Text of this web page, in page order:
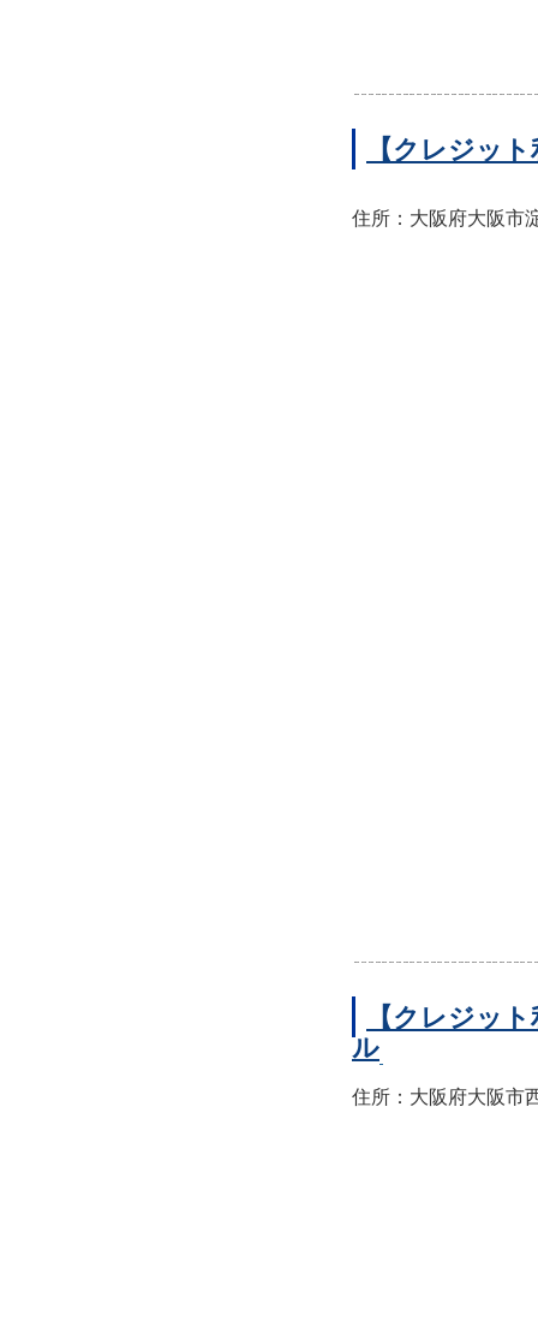
【クレジッ
住所：大阪府大阪市
【クレジッ
ル
住所：大阪府大阪市